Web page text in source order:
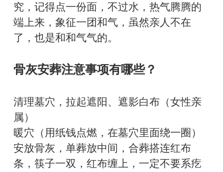
究，记得点一份面，不过水，热气腾腾的
端上来，象征一团和气，虽然亲人不在
了，也是和和气气的。
骨灰安葬注意事项有哪些？
清理墓穴，拉起遮阳、遮影白布（女性亲
属）
暖穴（用纸钱点燃，在墓穴里面绕一圈）
安放骨灰，单葬放中间，合葬搭连红布
条，筷子一双，红布缠上，一定不要系疙